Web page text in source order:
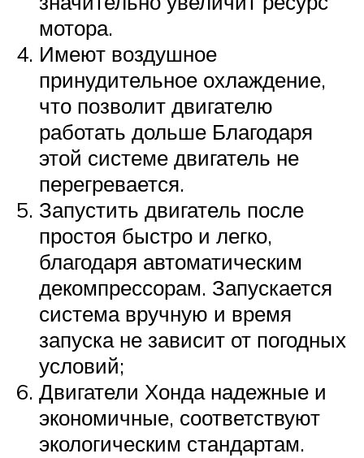
мотора.
Имеют воздушное
принудительное охлаждение,
что позволит двигателю
работать дольше Благодаря
этой системе двигатель не
перегревается.
Запустить двигатель после
простоя быстро и легко,
благодаря автоматическим
декомпрессорам. Запускается
система вручную и время
запуска не зависит от погодных
условий;
Двигатели Хонда надежные и
экономичные, соответствуют
экологическим стандартам.